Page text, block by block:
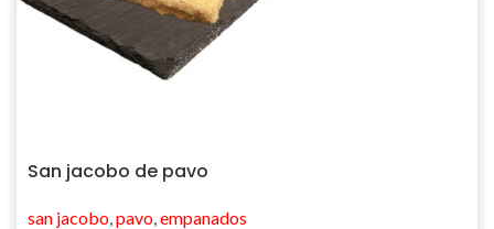
San jacobo de pavo
san jacobo,pavo,empanados